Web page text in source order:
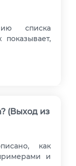
списка
(Выход из
как
и